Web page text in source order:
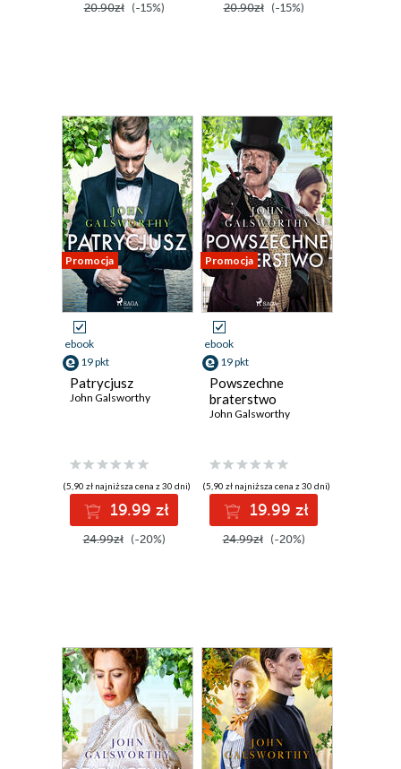
20.90zł (-15%) 20.90zł (-15%)
Promocja
ebook
19 pkt
Patrycjusz
John Galsworthy
(5,90 zł najniższa cena z 30 dni)
19.99 zł
24.99zł (-20%)
Promocja
ebook
19 pkt
Powszechne
braterstwo
John Galsworthy
(5,90 zł najniższa cena z 30 dni)
19.99 zł
24.99zł (-20%)